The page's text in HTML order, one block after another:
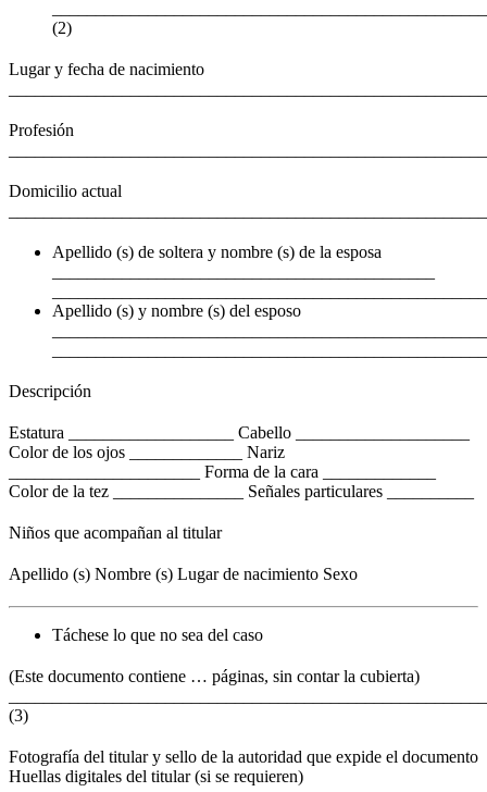
(2)
Lugar y fecha de nacimiento
Profesión
Domicilio actual
Apellido (s) de soltera y nombre (s) de la esposa
Apellido (s) y nombre (s) del esposo
Descripción
Estatura ___________________ Cabello ____________________
Color de los ojos _____________ Nariz
______________________ Forma de la cara _____________
Color de la tez _______________ Señales particulares __________
Niños que acompañan al titular
Apellido (s) Nombre (s) Lugar de nacimiento Sexo
Táchese lo que no sea del caso
(Este documento contiene … páginas, sin contar la cubierta)
(3)
Fotografía del titular y sello de la autoridad que expide el documento
Huellas digitales del titular (si se requieren)